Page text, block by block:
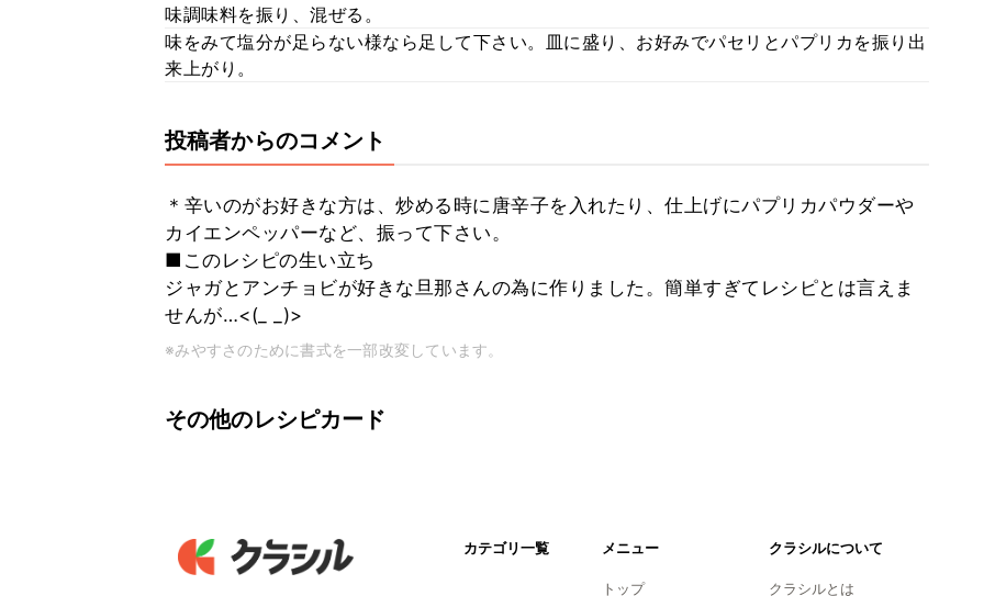
味調味料を振り、混ぜる。
味をみて塩分が足らない様なら足して下さい。皿に盛り、お好みでパセリとパプリカを振り出
来上がり。
投稿者からのコメント
＊辛いのがお好きな方は、炒める時に唐辛子を入れたり、仕上げにパプリカパウダーや
カイエンペッパーなど、振って下さい。
■このレシピの生い立ち
ジャガとアンチョビが好きな旦那さんの為に作りました。簡単すぎてレシピとは言えま
せんが…<(_ _)>
※みやすさのために書式を一部改変しています。
その他のレシピカード
カテゴリ一覧 メニュー
トップ
クラシルについて
クラシルとは